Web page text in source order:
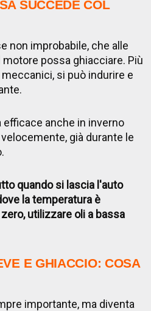
SUCCEDE COL
non improbabile, che alle
possa ghiacciare. Più
si può indurire e
efficace anche in inverno
già durante le
quando si lascia l'auto
la temperatura è
utilizzare oli a bassa
E GHIACCIO: COSA
importante, ma diventa